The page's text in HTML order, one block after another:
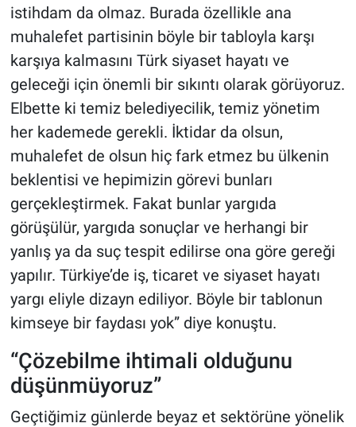
istihdam da olmaz. Burada özellikle ana
muhalefet partisinin böyle bir tabloyla karşı
karşıya kalmasını Türk siyaset hayatı ve
geleceği için önemli bir sıkıntı olarak görüyoruz.
Elbette ki temiz belediyecilik, temiz yönetim
her kademede gerekli. İktidar da olsun,
muhalefet de olsun hiç fark etmez bu ülkenin
beklentisi ve hepimizin görevi bunları
gerçekleştirmek. Fakat bunlar yargıda
görüşülür, yargıda sonuçlar ve herhangi bir
yanlış ya da suç tespit edilirse ona göre gereği
yapılır. Türkiye’de iş, ticaret ve siyaset hayatı
yargı eliyle dizayn ediliyor. Böyle bir tablonun
kimseye bir faydası yok” diye konuştu.
“Çözebilme ihtimali olduğunu
düşünmüyoruz”
Geçtiğimiz günlerde beyaz et sektörüne yönelik